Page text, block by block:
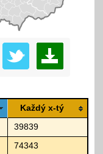
Každý x-tý
39839
74343